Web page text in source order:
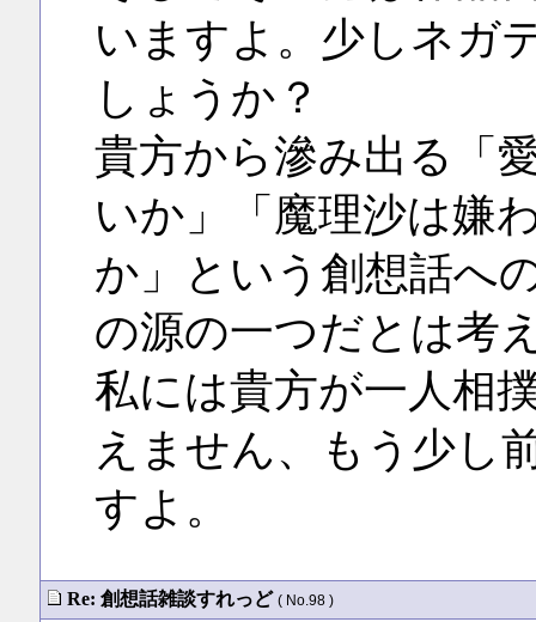
いますよ。少しネガ
しょうか？
貴方から滲み出る「
いか」「魔理沙は嫌
か」という創想話へ
の源の一つだとは考
私には貴方が一人相
えません、もう少し
すよ。
Re: 創想話雑談すれっど ( No.98 )